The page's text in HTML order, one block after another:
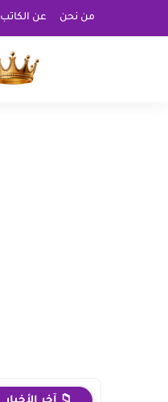
من نحن عن الكاتب